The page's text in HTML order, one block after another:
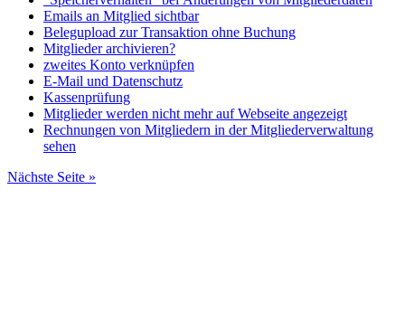
Emails an Mitglied sichtbar
Belegupload zur Transaktion ohne Buchung
Mitglieder archivieren?
zweites Konto verknüpfen
E-Mail und Datenschutz
Kassenprüfung
Mitglieder werden nicht mehr auf Webseite angezeigt
Rechnungen von Mitgliedern in der Mitgliederverwaltung
sehen
Nächste Seite »